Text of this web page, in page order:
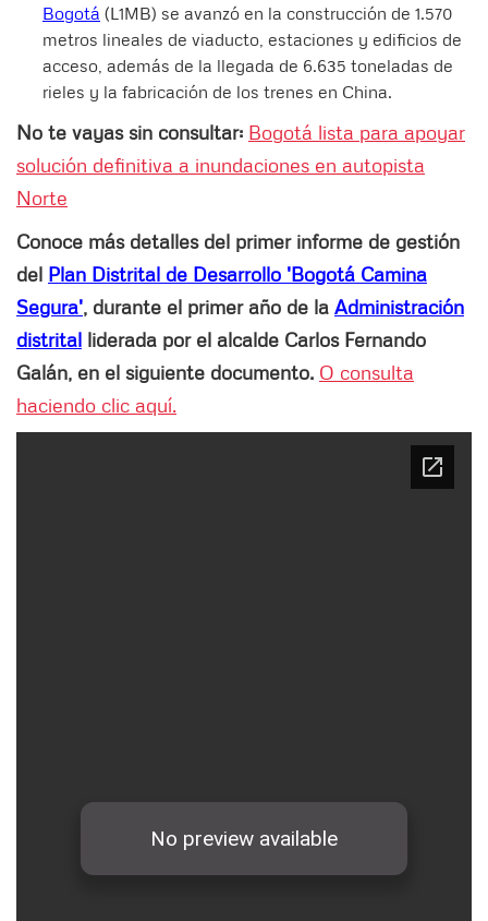
Bogotá (L1MB) se avanzó en la construcción de 1.570
metros lineales de viaducto, estaciones y edificios de
acceso, además de la llegada de 6.635 toneladas de
rieles y la fabricación de los trenes en China.
No te vayas sin consultar: Bogotá lista para apoyar
solución definitiva a inundaciones en autopista
Norte
Conoce más detalles del primer informe de gestión
del Plan Distrital de Desarrollo 'Bogotá Camina
Segura', durante el primer año de la Administración
distrital liderada por el alcalde Carlos Fernando
Galán, en el siguiente documento. O consulta
haciendo clic aquí.